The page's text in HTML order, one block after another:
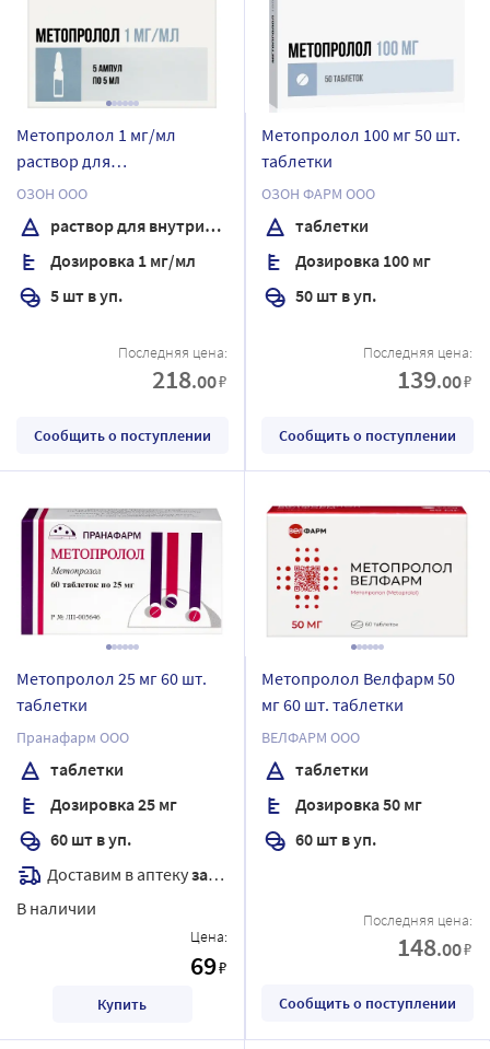
Метопролол 1 мг/мл
раствор для
внутривенного введения 5
мл ампулы 5 шт.
ОЗОН ООО
раствор для внутривенного введения
Дозировка 1 мг/мл
5 шт в уп.
Последняя цена:
218.00₽
Сообщить о поступлении
Метопролол 100 мг 50 шт.
таблетки
ОЗОН ФАРМ ООО
таблетки
Дозировка 100 мг
50 шт в уп.
Последняя цена:
139.00₽
Сообщить о поступлении
Метопролол 25 мг 60 шт.
таблетки
Пранафарм ООО
таблетки
Дозировка 25 мг
60 шт в уп.
Доставим в аптекузавтра
В наличии
Цена:
69₽
Купить
Метопролол Велфарм 50
мг 60 шт. таблетки
ВЕЛФАРМ ООО
таблетки
Дозировка 50 мг
60 шт в уп.
Последняя цена:
148.00₽
Сообщить о поступлении